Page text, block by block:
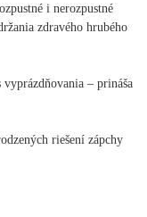
i nerozpustné
zdravého hrubého
– prináša
riešení zápchy